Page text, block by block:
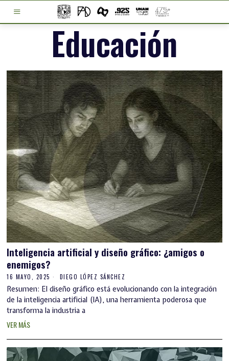
Educación
Inteligencia artificial y diseño gráfico: ¿amigos o
enemigos?
16 MAYO, 2025 DIEGO LÓPEZ SÁNCHEZ
Resumen: El diseño gráfico está evolucionando con la integración
de la inteligencia artificial (IA), una herramienta poderosa que
transforma la industria a
VER MÁS